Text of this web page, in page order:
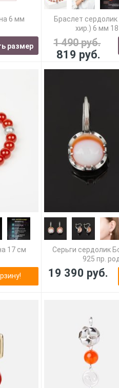
6 мм
размер
Браслет
хир.) 6 мм
1 490 руб.
819 руб.
17 см
Серьги сердолик
925 пр.
19 390 руб.